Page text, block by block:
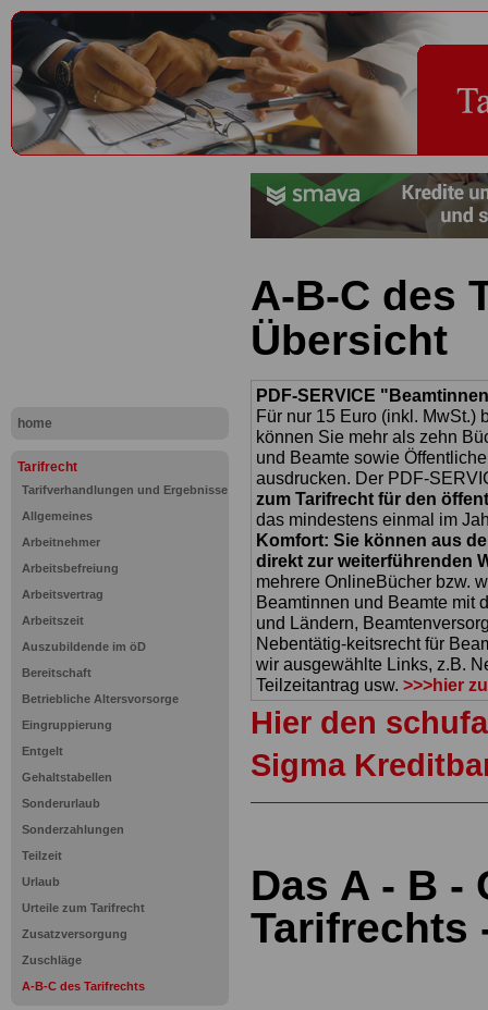
home
Tarifrecht
Tarifverhandlungen und Ergebnisse
Allgemeines
Arbeitnehmer
Arbeitsbefreiung
Arbeitsvertrag
Arbeitszeit
Auszubildende im öD
Bereitschaft
Betriebliche Altersvorsorge
Eingruppierung
Entgelt
Gehaltstabellen
Sonderurlaub
Sonderzahlungen
Teilzeit
Urlaub
Urteile zum Tarifrecht
Zusatzversorgung
Zuschläge
A-B-C des Tarifrechts
A-B-C des
Übersicht
PDF-SERVICE
Für nur 15 Euro (inkl. MwSt.)
können Sie mehr als zehn
und Beamte sowie
ausdrucken. Der PDF-
zum Tarifrecht für den
das mindestens einmal im
Komfort: Sie können aus
direkt zur weiterführenden
mehrere OnlineBücher bzw.
Beamtinnen und Beamte mit
und Ländern,
Nebentätig-keitsrecht für
wir ausgewählte Links, z.B.
Teilzeitantrag usw. >>>hier
Hier den
Sigma
Das A - B -
Tarifrechts